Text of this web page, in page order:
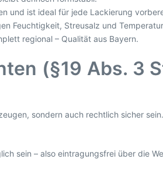
und ist ideal für jede Lackierung
Feuchtigkeit, Streusalz und
regional – Qualität aus Bayern.
(§19 Abs. 3
sondern auch rechtlich sicher
sein – also eintragungsfrei über die